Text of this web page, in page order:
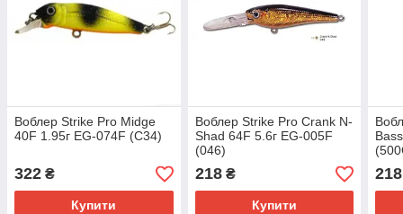
Воблер Strike Pro Midge
40F 1.95г EG-074F (C34)
322 ₴
Купити
Воблер Strike Pro Crank N-
Shad 64F 5.6г EG-005F
(046)
218₴
Купити
218